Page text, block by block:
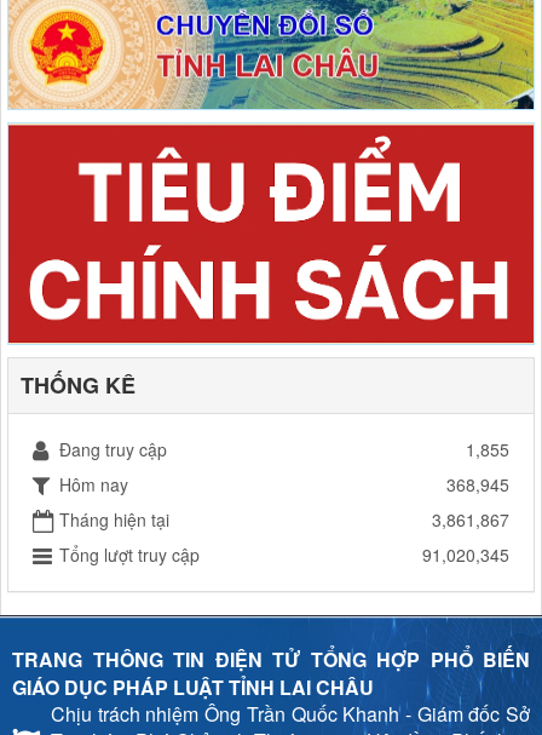
THỐNG KÊ
Đang truy cập
1,855
Hôm nay
368,945
Tháng hiện tại
3,861,867
Tổng lượt truy cập
91,020,345
TRANG THÔNG TIN ĐIỆN TỬ TỔNG HỢP PHỔ BIẾN
GIÁO DỤC PHÁP LUẬT TỈNH LAI CHÂU
Chịu trách nhiệmÔng Trần Quốc Khanh - Giám đốc Sở